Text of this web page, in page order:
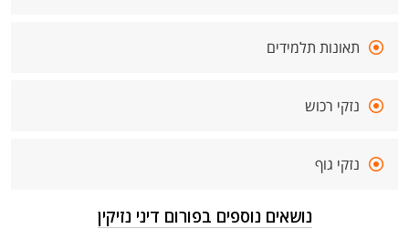
תאונות תלמידים
נזקי רכוש
נזקי גוף
נושאים נוספים בפורום דיני נזיקין